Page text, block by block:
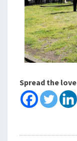
Spread the love